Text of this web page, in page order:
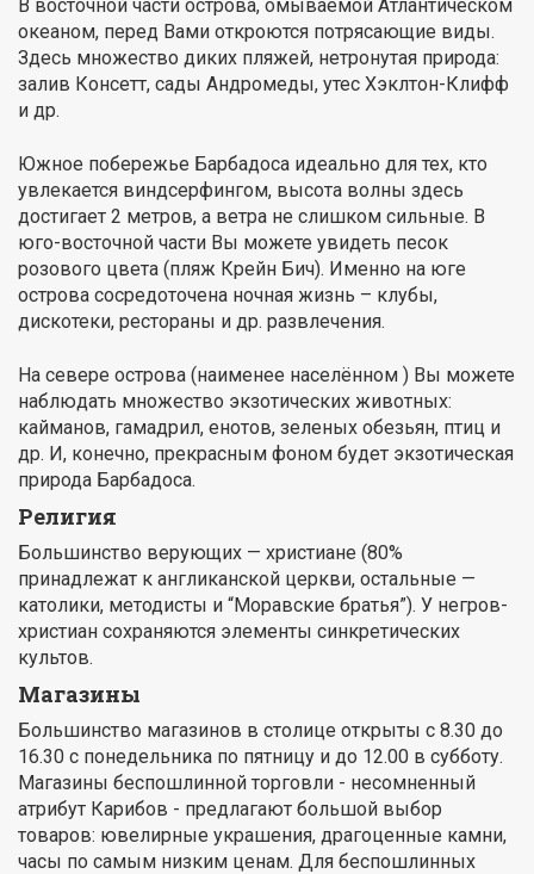
В восточной части острова, омываемой Атлантическом
океаном, перед Вами откроются потрясающие виды.
Здесь множество диких пляжей, нетронутая природа:
залив Консетт, сады Андромеды, утес Хэклтон-Клифф
и др.
Южное побережье Барбадоса идеально для тех, кто
увлекается виндсерфингом, высота волны здесь
достигает 2 метров, а ветра не слишком сильные. В
юго-восточной части Вы можете увидеть песок
розового цвета (пляж Крейн Бич). Именно на юге
острова сосредоточена ночная жизнь – клубы,
дискотеки, рестораны и др. развлечения.
На севере острова (наименее населённом ) Вы можете
наблюдать множество экзотических животных:
кайманов, гамадрил, енотов, зеленых обезьян, птиц и
др. И, конечно, прекрасным фоном будет экзотическая
природа Барбадоса.
Религия
Большинство верующих — христиане (80%
принадлежат к англиканской церкви, остальные —
католики, методисты и “Моравские братья”). У негров-
христиан сохраняются элементы синкретических
культов.
Магазины
Большинство магазинов в столице открыты с 8.30 до
16.30 с понедельника по пятницу и до 12.00 в субботу.
Магазины беспошлинной торговли - несомненный
атрибут Карибов - предлагают большой выбор
товаров: ювелирные украшения, драгоценные камни,
часы по самым низким ценам. Для беспошлинных